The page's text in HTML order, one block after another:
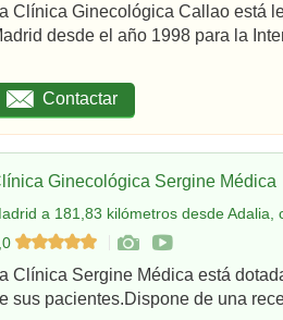
Clínica Ginecológica Callao está
desde el año 1998 para la
Contactar
Ginecológica Sergine Médica
a 181,83 kilómetros desde Adalia,
Clínica Sergine Médica está
sus pacientes.Dispone de una